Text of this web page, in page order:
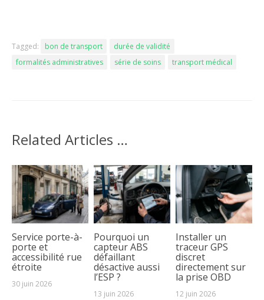
Tagged: bon de transport
durée de validité
formalités administratives
série de soins transport médical
Related Articles …
Service porte-à-
porte et
accessibilité rue
étroite
30 juin 2026
Pourquoi un
capteur ABS
défaillant
désactive aussi
l’ESP ?
13 juin 2026
Installer un
traceur GPS
discret
directement sur
la prise OBD
12 juin 2026